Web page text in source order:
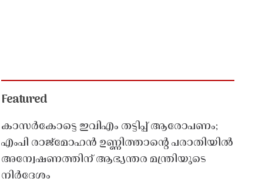
Featured
കാസർകോട്ടെ ഇവിഎം തട്ടിപ്പ് ആരോപണം;
എംപി രാജ്‌മോഹൻ ഉണ്ണിത്താന്റെ പരാതിയിൽ
അന്വേഷണത്തിന് ആഭ്യന്തര മന്ത്രിയുടെ
നിർദേശം